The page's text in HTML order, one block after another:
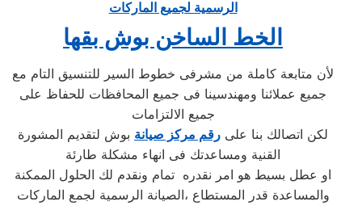
الرسمية لجميع الماركات
الخط الساخن بوش بقها
لأن متابعة كاملة من مشرفى خطوط السير للتنسيق التام مع
جميع عملائنا ومهندسينا فى جميع المحافظات للحفاظ على
جميع الالتزامات
لكن اتصالك بنا على رقم مركز صيانة بوش لتقديم المشورة
القنية ومساعدتك فى انهاء مشكلة طارئة
او عطل بسيط هو امر نقدره تمام ونقدم لك الحلول الممكنة
والمساعدة قدر المستطاع ،الصيانة الرسمية لجمع الماركات